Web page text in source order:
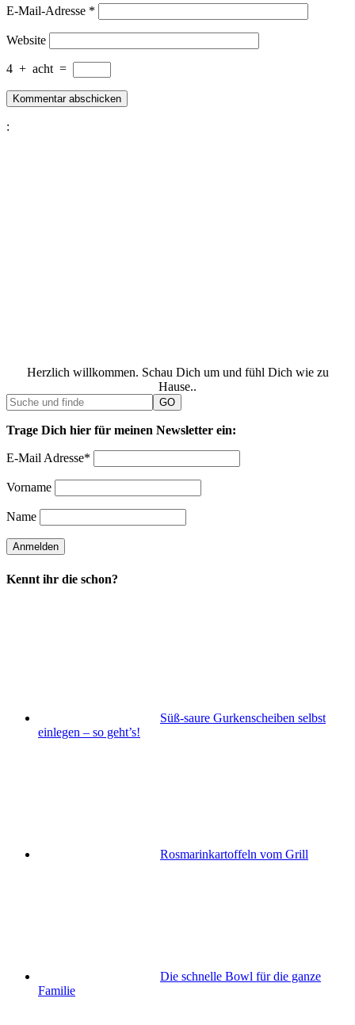
E-Mail-Adresse *
Website
4 + acht =
:
Herzlich willkommen. Schau Dich um und fühl Dich wie zu
Hause..
Trage Dich hier für meinen Newsletter ein:
E-Mail Adresse*
Vorname
Name
Kennt ihr die schon?
Süß-saure Gurkenscheiben selbst
einlegen – so geht’s!
Rosmarinkartoffeln vom Grill
Die schnelle Bowl für die ganze
Familie